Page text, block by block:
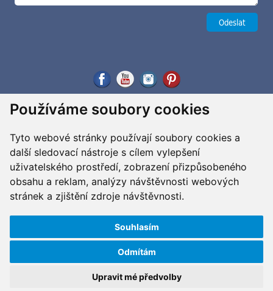
Používáme soubory cookies
Tyto webové stránky používají soubory cookies a
další sledovací nástroje s cílem vylepšení
uživatelského prostředí, zobrazení přizpůsobeného
obsahu a reklam, analýzy návštěvnosti webových
stránek a zjištění zdroje návštěvnosti.
Souhlasím
Odmítám
Upravit mé předvolby
Copyright ©2026 G&B Beads, s.r.o., vyrobilSimopt, s.r.o.
Všechna práva vyhrazena / All rights reserved